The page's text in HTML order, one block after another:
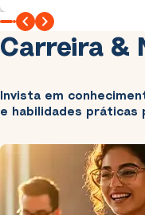
Carreira &
Invista em
e habilidades práticas